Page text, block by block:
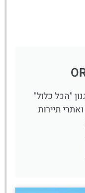
"הכל כלול"
ואתרי תיירות